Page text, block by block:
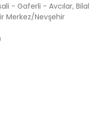
- Gaferli - Avcılar, Bilal
Merkez/Nevşehir